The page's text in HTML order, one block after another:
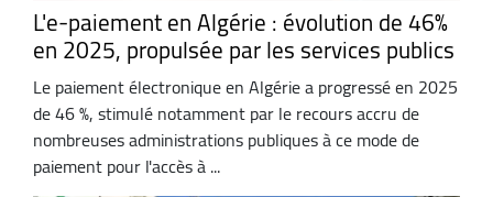
L'e-paiement en Algérie : évolution de 46%
en 2025, propulsée par les services publics
Le paiement électronique en Algérie a progressé en 2025
de 46 %, stimulé notamment par le recours accru de
nombreuses administrations publiques à ce mode de
paiement pour l'accès à ...